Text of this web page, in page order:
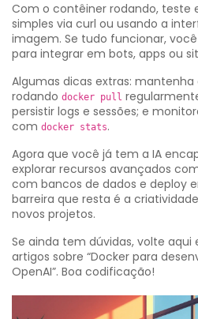
Com o contêiner rodando, teste
simples via curl ou usando a
imagem. Se tudo funcionar,
para integrar em bots, apps ou
Algumas dicas extras:
rodando docker pull
persistir logs e sessões; e
com docker stats.
Agora que você já tem a IA
explorar recursos avançados
com bancos de dados e deploy
barreira que resta é a
novos projetos.
Se ainda tem dúvidas, volte aqui
artigos sobre “Docker para
OpenAI”. Boa codificação!